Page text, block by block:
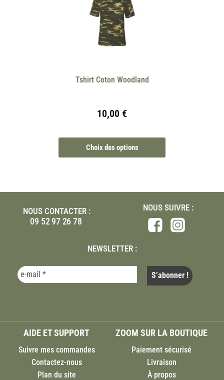
Tshirt Coton Woodland
10,00 €
Choix des options
NOUS CONTACTER :
09 52 97 26 78
NOUS SUIVRE :
NEWSLETTER :
AIDE ET SUPPORT
Suivre mes commandes
Contactez-nous
Plan du site
ZOOM SUR LA BOUTIQUE
Paiement sécurisé
Livraison
À propos